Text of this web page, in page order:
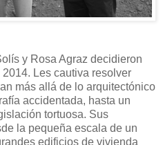
y Rosa Agraz decidieron
Les cautiva resolver
más allá de lo arquitectónico
accidentada, hasta un
tortuosa. Sus
la pequeña escala de un
edificios de vivienda